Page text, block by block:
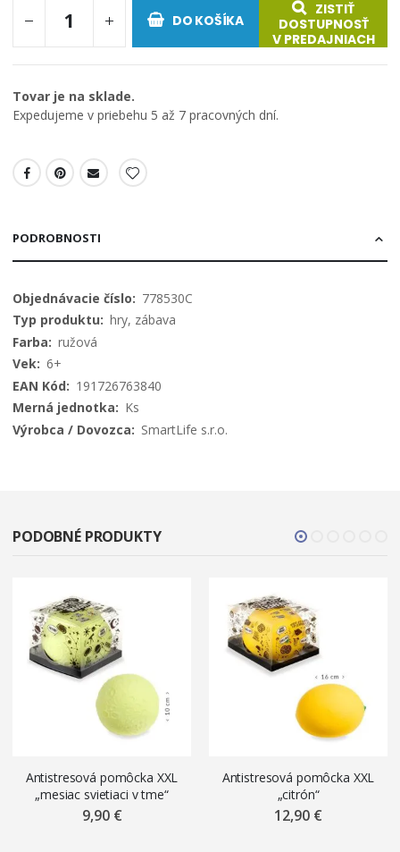
DO KOŠÍKA
ZISTIŤ
DOSTUPNOSŤ
V PREDAJNIACH
Tovar je na sklade.
Expedujeme v priebehu 5 až 7 pracovných dní.
PODROBNOSTI
Viac
informácií
778530C
hry, zábava
ružová
6+
191726763840
Ks
SmartLife s.r.o.
PODOBNÉ PRODUKTY
Antistresová pomôcka XXL
„mesiac svietiaci v tme“
9,90 €
Antistresová pomôcka XXL
„citrón“
12,90 €